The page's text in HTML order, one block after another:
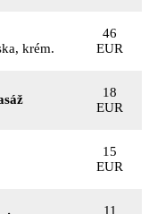
krém.
46
EUR
18
EUR
15
EUR
11